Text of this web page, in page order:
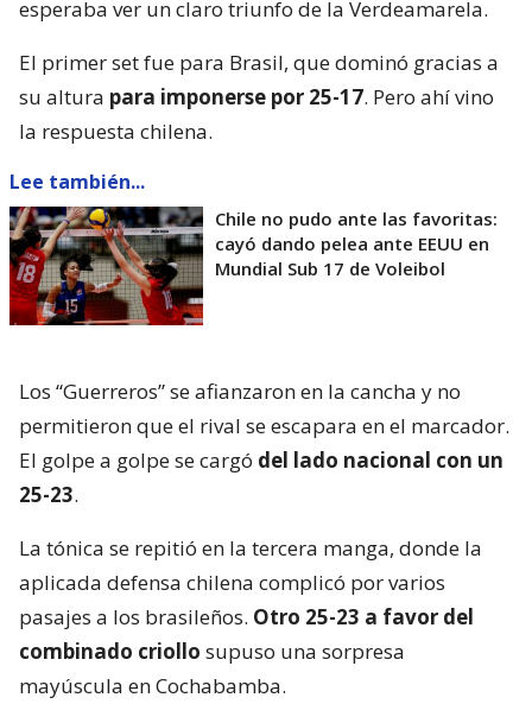
esperaba ver un claro triunfo de la Verdeamarela.
El primer set fue para Brasil, que dominó gracias a
su altura para imponerse por 25-17. Pero ahí vino
la respuesta chilena.
Lee también...
Chile no pudo ante las favoritas:
cayó dando pelea ante EEUU en
Mundial Sub 17 de Voleibol
Los “Guerreros” se afianzaron en la cancha y no
permitieron que el rival se escapara en el marcador.
El golpe a golpe se cargó del lado nacional con un
25-23.
La tónica se repitió en la tercera manga, donde la
aplicada defensa chilena complicó por varios
pasajes a los brasileños. Otro 25-23 a favor del
combinado criollo supuso una sorpresa
mayúscula en Cochabamba.